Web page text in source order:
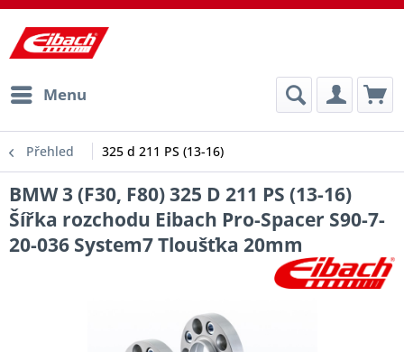
Menu
Přehled 325 d 211 PS (13-16)
BMW 3 (F30, F80) 325 D 211 PS (13-16)
Šířka rozchodu Eibach Pro-Spacer S90-7-
20-036 System7 Tloušťka 20mm